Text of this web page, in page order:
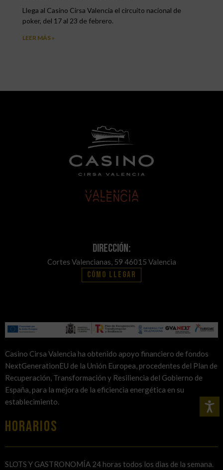
Llega al Casino Cirsa Valencia el circuito nacional de
poker, del 17 al 23 de febrero.
LEER MÁS »
Dirección:
Cortes Valencianas, 59 46015 Valencia
Cómo llegar
Casino Cirsa Valencia ha obtenido apoyo financiero de fondos
NextGenerationEU de la Unión Europea, procedentes del Plan de
Recuperación, Transformación y Resiliencia del Gobierno de
España, para la mejora de la eficiencia energética en su
establecimiento.
HORARIOS
SLOTS Y GASTRONOMÍA 24 horas todos los dias de la semana.